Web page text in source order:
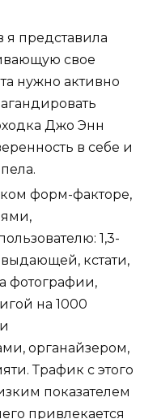
я представила
свое
нужно активно
Джо Энн
в себе и
форм-факторе,
1,3-
кстати,
фотографии,
на 1000
органайзером,
Трафик с этого
показателем
привлекается